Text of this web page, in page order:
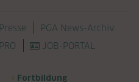
Presse
PGA News-Archiv
JOB-PORTAL
Fortbildung